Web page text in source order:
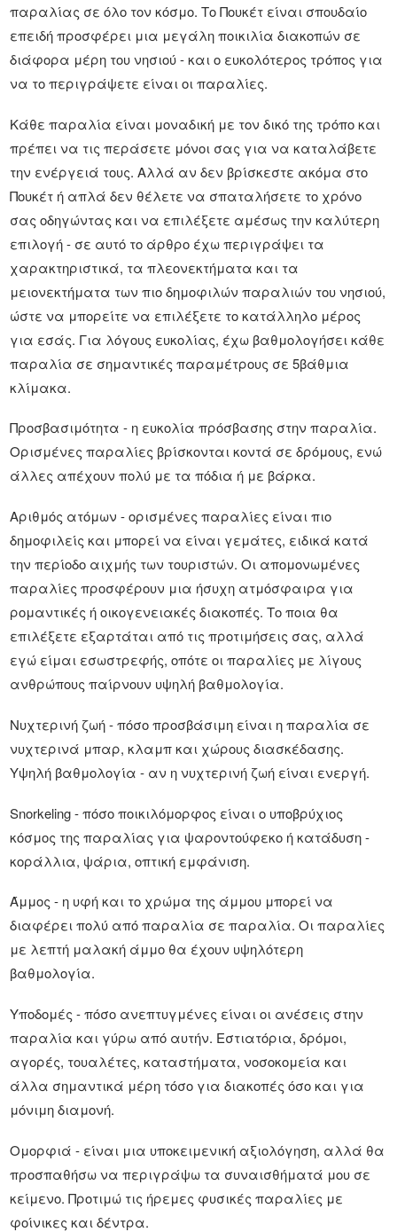
παραλίας σε όλο τον κόσμο. Το Πουκέτ είναι σπουδαίο
επειδή προσφέρει μια μεγάλη ποικιλία διακοπών σε
διάφορα μέρη του νησιού - και ο ευκολότερος τρόπος για
να το περιγράψετε είναι οι παραλίες.
Κάθε παραλία είναι μοναδική με τον δικό της τρόπο και
πρέπει να τις περάσετε μόνοι σας για να καταλάβετε
την ενέργειά τους. Αλλά αν δεν βρίσκεστε ακόμα στο
Πουκέτ ή απλά δεν θέλετε να σπαταλήσετε το χρόνο
σας οδηγώντας και να επιλέξετε αμέσως την καλύτερη
επιλογή - σε αυτό το άρθρο έχω περιγράψει τα
χαρακτηριστικά, τα πλεονεκτήματα και τα
μειονεκτήματα των πιο δημοφιλών παραλιών του νησιού,
ώστε να μπορείτε να επιλέξετε το κατάλληλο μέρος
για εσάς. Για λόγους ευκολίας, έχω βαθμολογήσει κάθε
παραλία σε σημαντικές παραμέτρους σε 5βάθμια
κλίμακα.
Προσβασιμότητα - η ευκολία πρόσβασης στην παραλία.
Ορισμένες παραλίες βρίσκονται κοντά σε δρόμους, ενώ
άλλες απέχουν πολύ με τα πόδια ή με βάρκα.
Αριθμός ατόμων - ορισμένες παραλίες είναι πιο
δημοφιλείς και μπορεί να είναι γεμάτες, ειδικά κατά
την περίοδο αιχμής των τουριστών. Οι απομονωμένες
παραλίες προσφέρουν μια ήσυχη ατμόσφαιρα για
ρομαντικές ή οικογενειακές διακοπές. Το ποια θα
επιλέξετε εξαρτάται από τις προτιμήσεις σας, αλλά
εγώ είμαι εσωστρεφής, οπότε οι παραλίες με λίγους
ανθρώπους παίρνουν υψηλή βαθμολογία.
Νυχτερινή ζωή - πόσο προσβάσιμη είναι η παραλία σε
νυχτερινά μπαρ, κλαμπ και χώρους διασκέδασης.
Υψηλή βαθμολογία - αν η νυχτερινή ζωή είναι ενεργή.
Snorkeling - πόσο ποικιλόμορφος είναι ο υποβρύχιος
κόσμος της παραλίας για ψαροντούφεκο ή κατάδυση -
κοράλλια, ψάρια, οπτική εμφάνιση.
Άμμος - η υφή και το χρώμα της άμμου μπορεί να
διαφέρει πολύ από παραλία σε παραλία. Οι παραλίες
με λεπτή μαλακή άμμο θα έχουν υψηλότερη
βαθμολογία.
Υποδομές - πόσο ανεπτυγμένες είναι οι ανέσεις στην
παραλία και γύρω από αυτήν. Εστιατόρια, δρόμοι,
αγορές, τουαλέτες, καταστήματα, νοσοκομεία και
άλλα σημαντικά μέρη τόσο για διακοπές όσο και για
μόνιμη διαμονή.
Ομορφιά - είναι μια υποκειμενική αξιολόγηση, αλλά θα
προσπαθήσω να περιγράψω τα συναισθήματά μου σε
κείμενο. Προτιμώ τις ήρεμες φυσικές παραλίες με
φοίνικες και δέντρα.